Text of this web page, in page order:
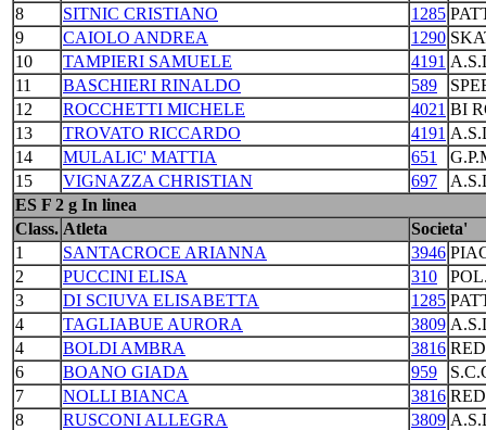
8
SITNIC CRISTIANO 1285
9
CAIOLO ANDREA 1290
10
TAMPIERI SAMUELE 4191
11
BASCHIERI RINALDO 589
12
ROCCHETTI MICHELE 4021 BI
13
TROVATO RICCARDO 4191
14
MULALIC' MATTIA 651
15
VIGNAZZA CHRISTIAN 697
ES F 2 g In linea
Class. Atleta
Societa'
1
SANTACROCE ARIANNA 3946
2
PUCCINI ELISA 310
3
DI SCIUVA ELISABETTA 1285
4
TAGLIABUE AURORA 3809
4
BOLDI AMBRA 3816
6
BOANO GIADA 959
7
NOLLI BIANCA 3816
8
RUSCONI ALLEGRA 3809